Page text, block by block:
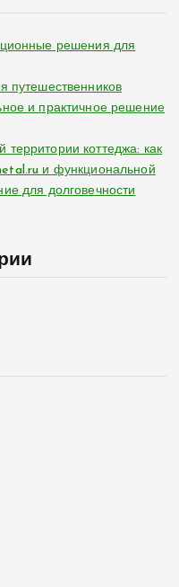
решения для
путешественников
и практичное решение
коттеджа: как
и функциональной
для долговечности